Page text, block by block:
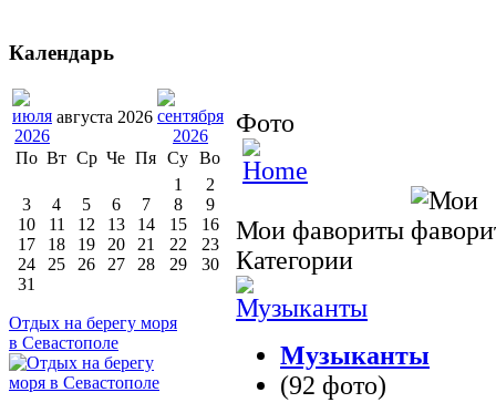
Фото
Мои фавориты
Категории
Музыканты
(92 фото)
Календарь
августа 2026
По Вт Ср Че Пя Су Во
1
2
3
4 5 6 7 8
9
10
11 12 13 14 15
16
17
18 19 20 21 22
23
24
25 26 27 28 29
30
31
Отдых на берегу моря
в Севастополе